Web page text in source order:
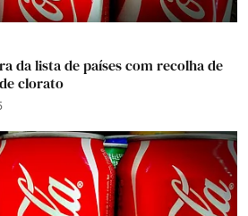
da lista de países com recolha de
clorato